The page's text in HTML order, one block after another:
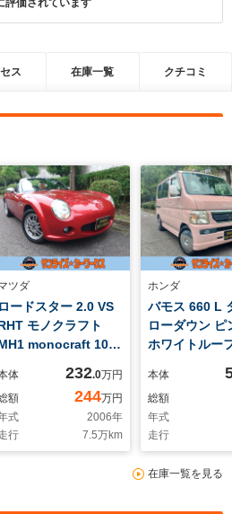
評価されています
ス 在庫一覧 クチコミ
ツダ
ロードスター 2.0 VS
モノクラフト
monocraft 100
体 232.0万円
額
244万円
式
2006年
行
7.5万km
ホンダ
バモス 660 L
ローダウン
ホワイトル
本体
総額
年式
走行
在庫一覧を見る